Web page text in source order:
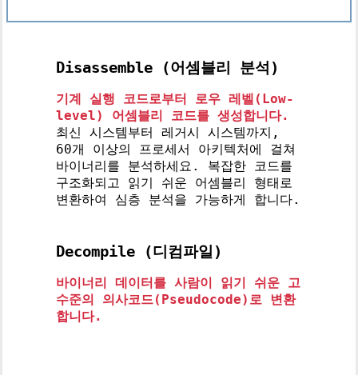
Disassemble (어셈블리 분석)
기계 실행 코드로부터 로우 레벨(Low-
level) 어셈블리 코드를 생성합니다.
최신 시스템부터 레거시 시스템까지,
60개 이상의 프로세서 아키텍처에 걸쳐
바이너리를 분석하세요. 복잡한 코드를
구조화되고 읽기 쉬운 어셈블리 형태로
변환하여 심층 분석을 가능하게 합니다.
Decompile (디컴파일)
바이너리 데이터를 사람이 읽기 쉬운 고
수준의 의사코드(Pseudocode)로 변환
합니다.